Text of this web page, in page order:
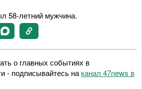
58-летний мужчина.
о главных событиях в
- подписывайтесь на канал 47news в